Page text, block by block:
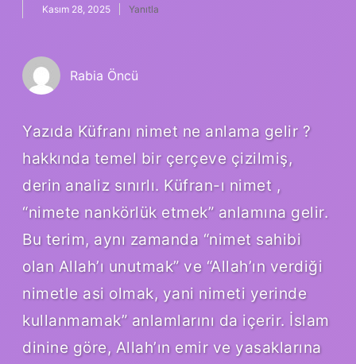
Kasım 28, 2025 Yanıtla
Rabia Öncü
Yazıda Küfranı nimet ne anlama gelir ?
hakkında temel bir çerçeve çizilmiş,
derin analiz sınırlı. Küfran-ı nimet ,
“nimete nankörlük etmek” anlamına gelir.
Bu terim, aynı zamanda “nimet sahibi
olan Allah’ı unutmak” ve “Allah’ın verdiği
nimetle asi olmak, yani nimeti yerinde
kullanmamak” anlamlarını da içerir. İslam
dinine göre, Allah’ın emir ve yasaklarına